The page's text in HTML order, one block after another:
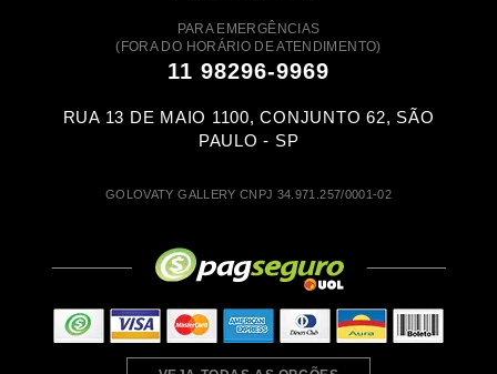
PARA EMERGÊNCIAS
(FORA DO HORÁRIO DE ATENDIMENTO)
11 98296-9969
RUA 13 DE MAIO 1100, CONJUNTO 62, SÃO
PAULO - SP
GOLOVATY GALLERY CNPJ 34.971.257/0001-02